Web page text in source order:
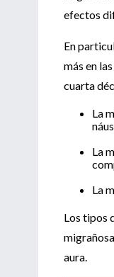
efectos
En
más en
cuarta
La
La
La
Los tipos
aura.